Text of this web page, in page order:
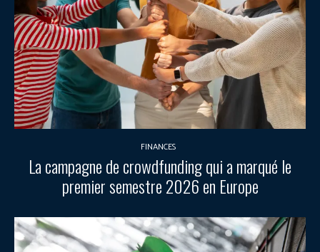
FINANCES
La campagne de crowdfunding qui a marqué le
premier semestre 2026 en Europe